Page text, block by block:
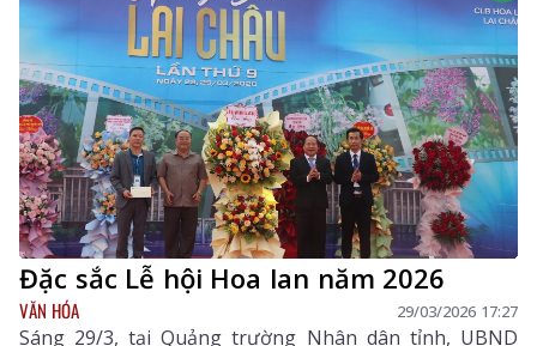
Đặc sắc Lễ hội Hoa lan năm 2026
VĂN HÓA 29/03/2026 17:27
Sáng 29/3, tại Quảng trường Nhân dân tỉnh, UBND